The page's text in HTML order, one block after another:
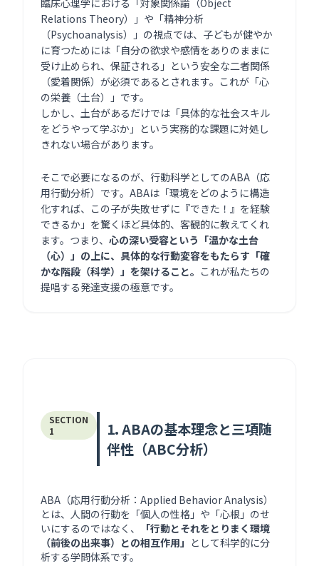
Relations Theory）」や「精神分析
（Psychoanalysis）」の視点では、子どもが健やか
に育つためには「自分の欲求や感情をありのままに
受け止められ、保証される」という安全な二者関係
（愛着関係）が必須であるとされます。これが「心
の栄養（土台）」です。
しかし、土台があるだけでは「具体的な社会スキル
をどうやって学ぶか」という実務的な課題に対処し
きれない場合があります。
そこで必要になるのが、行動科学としてのABA（応
用行動分析）です。ABAは「環境をどのように構造
化すれば、この子が失敗せずに『できた！』を経験
できるか」を驚くほど具体的、客観的に教えてくれ
ます。つまり、 心の深い受容という「温かな土台
（心）」の上に、具体的な行動変容をもたらす「確
かな階段（科学）」を架けること。 これが私たちの
提唱する発達支援の極意です。
SECTION
1
1. ABAの基本理念と三項随
伴性（ABC分析）
ABA（応用行動分析：Applied Behavior Analysis）
とは、人間の行動を「個人の性格」や「心根」のせ
いにするのではなく、
「行動とそれをとりまく環境
（前後の出来事）との相互作用」 として科学的に分
析する学問体系です。